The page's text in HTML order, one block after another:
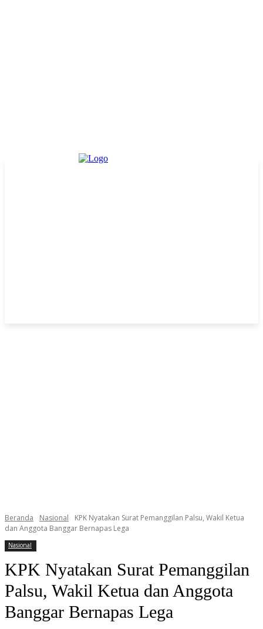
Beranda Nasional
KPK Nyatakan Surat Pemanggilan Palsu, Wakil Ketua
dan Anggota Banggar Bernapas Lega
Nasional
KPK Nyatakan Surat Pemanggilan
Palsu, Wakil Ketua dan Anggota
Banggar Bernapas Lega